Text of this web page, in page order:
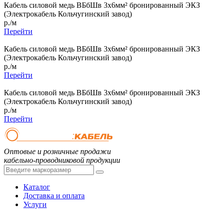
Кабель силовой медь ВБбШв 3x6мм² бронированный ЭКЗ
(Электрокабель Кольчугинский завод)
р./м
Перейти
Кабель силовой медь ВБбШв 3x6мм² бронированный ЭКЗ
(Электрокабель Кольчугинский завод)
р./м
Перейти
Кабель силовой медь ВБбШв 3x6мм² бронированный ЭКЗ
(Электрокабель Кольчугинский завод)
р./м
Перейти
Оптовые и розничные продажи
кабельно-проводниковой продукции
Каталог
Доставка и оплата
Услуги